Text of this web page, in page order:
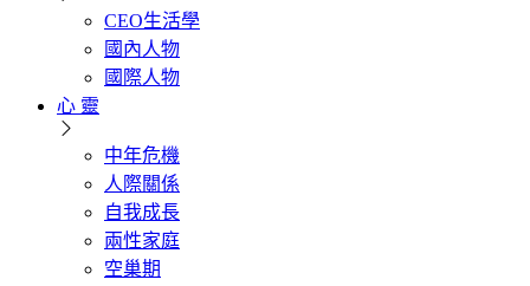
CEO生活學
國內人物
國際人物
心 靈
中年危機
人際關係
自我成長
兩性家庭
空巢期